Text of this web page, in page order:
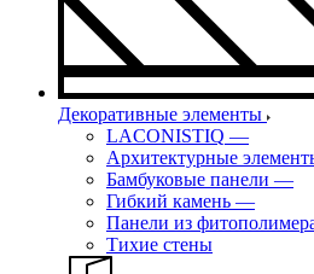
Декоративные элементы
LACONISTIQ —
Архитектурные
Бамбуковые панели —
Гибкий камень —
Панели из
Тихие стены